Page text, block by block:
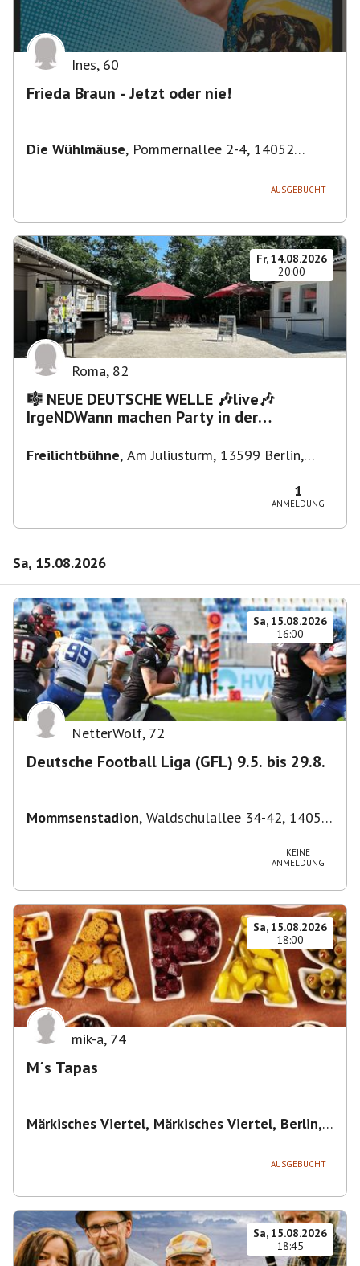
Ines, 60
Frieda Braun - Jetzt oder nie!
Die Wühlmäuse, Pommernallee 2-4, 14052
AUSGEBUCHT
Fr, 14.08.2026
20:00
Roma, 82
🎼 NEUE DEUTSCHE WELLE 🎶live🎶
IrgeNDWann machen Party in der
Freilichtbühne, Am Juliusturm, 13599 Berlin,
1
ANMELDUNG
Sa, 15.08.2026
Sa, 15.08.2026
16:00
NetterWolf, 72
Deutsche Football Liga (GFL) 9.5. bis 29.8.
Mommsenstadion, Waldschulallee 34-42, 14055
KEINE
ANMELDUNG
Sa, 15.08.2026
18:00
mik-a, 74
M´s Tapas
Märkisches Viertel, Märkisches Viertel, Berlin,
AUSGEBUCHT
Sa, 15.08.2026
18:45